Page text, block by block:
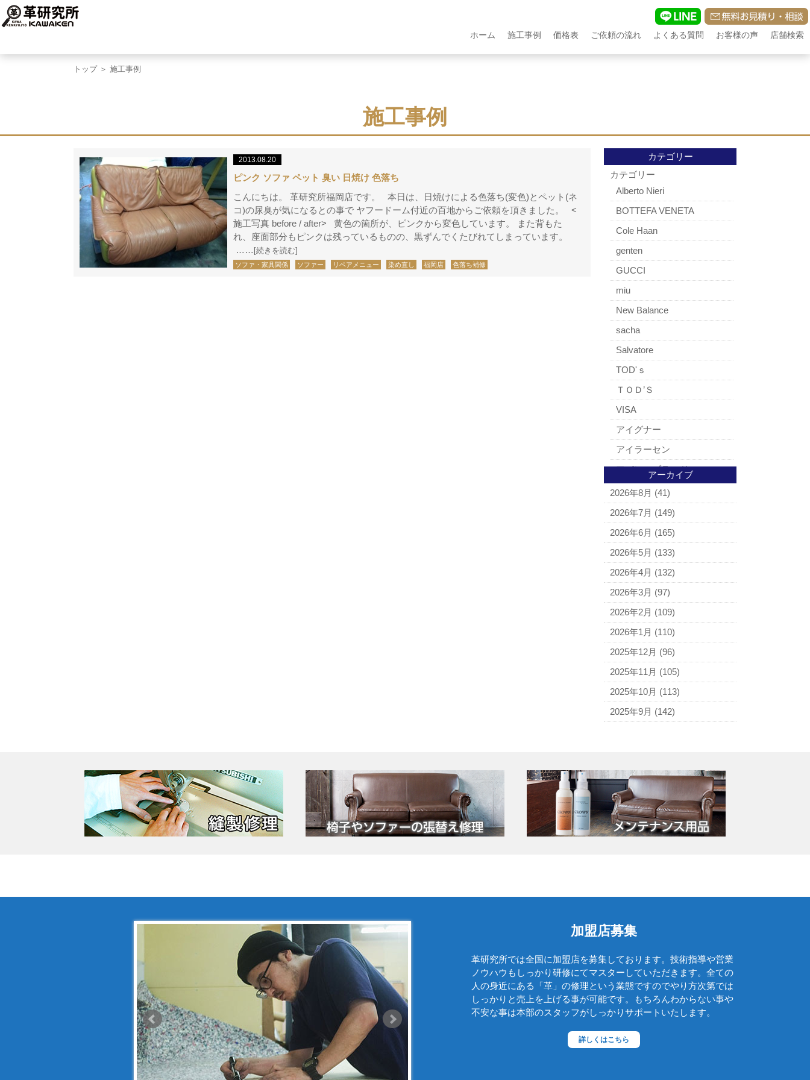
ホーム 施工事例 価格表 ご依頼の流れ よくある質問 お客様の声 店舗検索
トップ＞ 施工事例
施工事例
2013.08.20
ピンク ソファ ペット 臭い 日焼け 色落ち
こんにちは。 革研究所福岡店です。 本日は、日焼けによる色落ち(変色)とペット(ネ
コ)の尿臭が気になるとの事で ヤフードーム付近の百地からご依頼を頂きました。 <
施工写真 before / after> 黄色の箇所が、ピンクから変色しています。 また背もた
れ、座面部分もピンクは残っているものの、黒ずんでくたびれてしまっています。
…… [続きを読む]
ソファ・家具関係 ソファー リペアメニュー 染め直し 福岡店 色落ち補修
カテゴリー
カテゴリー
Alberto Nieri
BOTTEFA VENETA
Cole Haan
genten
GUCCI
miu
New Balance
sacha
Salvatore
TOD'ｓ
ＴＯＤ’Ｓ
VISA
アイグナー
アイラーセン
アパレルブランド
BALLY
ＵＧＧ
アナスイ
アニエスベー
アルマーニ
アレン・エドモンズ
アンナ モリナーリ
イブ・サンローラン
ヴェロ・キーオ
ウンガロ
エヴー
エミリオ・プッチ
エルメス
カンペール
ギ・ラロッシュ
グッチ
コールハーン
コモドール
ゴヤール
サザビー
ジミーチュウ
アーカイブ
2026年8月 (41)
2026年7月 (149)
2026年6月 (165)
2026年5月 (133)
2026年4月 (132)
2026年3月 (97)
2026年2月 (109)
2026年1月 (110)
2025年12月 (96)
2025年11月 (105)
2025年10月 (113)
2025年9月 (142)
加盟店募集
革研究所では全国に加盟店を募集しております。技術指導や営業
ノウハウもしっかり研修にてマスターしていただきます。全ての
人の身近にある「革」の修理という業態ですのでやり方次第では
しっかりと売上を上げる事が可能です。もちろんわからない事や
不安な事は本部のスタッフがしっかりサポートいたします。
詳しくはこちら